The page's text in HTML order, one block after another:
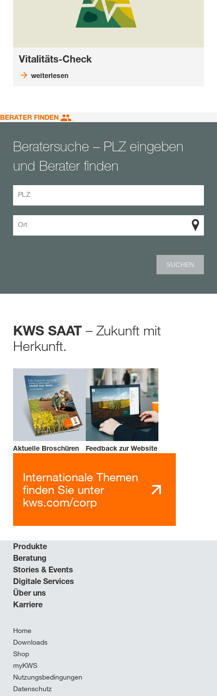
Vitalitäts-Check
weiterlesen
BERATER FINDEN
Beratersuche – PLZ eingeben
und Berater finden
PLZ
Ort
SUCHEN
KWS SAAT – Zukunft mit
Herkunft.
Aktuelle Broschüren Feedback zur Website
Internationale Themen
finden Sie unter
kws.com/corp
Produkte
Beratung
Stories & Events
Digitale Services
Über uns
Karriere
Home
Downloads
Shop
myKWS
Nutzungsbedingungen
Datenschutz